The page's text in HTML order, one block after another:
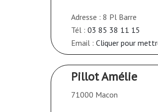
Adresse : 8 Pl Barre
Tél : 03 85 38 11 15
Email : Cliquer pour
Pillot Amélie
71000 Macon